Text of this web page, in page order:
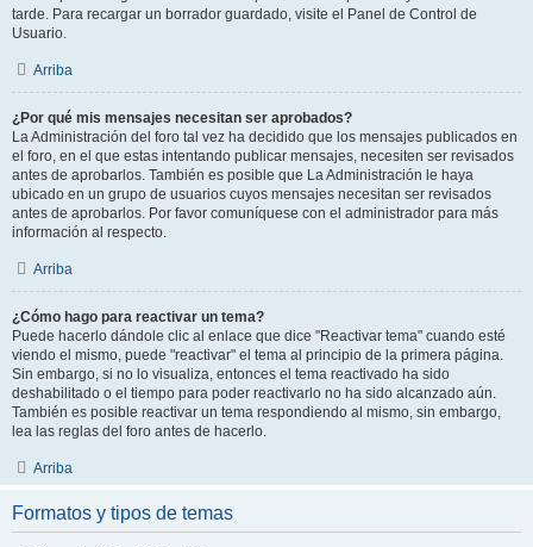
tarde. Para recargar un borrador guardado, visite el Panel de Control de
Usuario.
Arriba
¿Por qué mis mensajes necesitan ser aprobados?
La Administración del foro tal vez ha decidido que los mensajes publicados en
el foro, en el que estas intentando publicar mensajes, necesiten ser revisados
antes de aprobarlos. También es posible que La Administración le haya
ubicado en un grupo de usuarios cuyos mensajes necesitan ser revisados
antes de aprobarlos. Por favor comuníquese con el administrador para más
información al respecto.
Arriba
¿Cómo hago para reactivar un tema?
Puede hacerlo dándole clic al enlace que dice "Reactivar tema" cuando esté
viendo el mismo, puede "reactivar" el tema al principio de la primera página.
Sin embargo, si no lo visualiza, entonces el tema reactivado ha sido
deshabilitado o el tiempo para poder reactivarlo no ha sido alcanzado aún.
También es posible reactivar un tema respondiendo al mismo, sin embargo,
lea las reglas del foro antes de hacerlo.
Arriba
Formatos y tipos de temas